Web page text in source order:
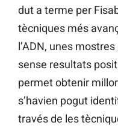
dut a terme per
tècniques més
l’ADN, unes
sense resultats
permet obtenir
s’havien pogut
través de les